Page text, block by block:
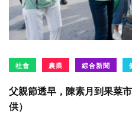
社會 農業 綜合新聞
父親節透早，陳素月到果菜
供）